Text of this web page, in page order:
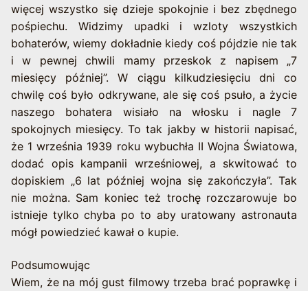
więcej wszystko się dzieje spokojnie i bez zbędnego
pośpiechu. Widzimy upadki i wzloty wszystkich
bohaterów, wiemy dokładnie kiedy coś pójdzie nie tak
i w pewnej chwili mamy przeskok z napisem „7
miesięcy później”. W ciągu kilkudziesięciu dni co
chwilę coś było odkrywane, ale się coś psuło, a życie
naszego bohatera wisiało na włosku i nagle 7
spokojnych miesięcy. To tak jakby w historii napisać,
że 1 września 1939 roku wybuchła II Wojna Światowa,
dodać opis kampanii wrześniowej, a skwitować to
dopiskiem „6 lat później wojna się zakończyła”. Tak
nie można. Sam koniec też trochę rozczarowuje bo
istnieje tylko chyba po to aby uratowany astronauta
mógł powiedzieć kawał o kupie.
Podsumowując
Wiem, że na mój gust filmowy trzeba brać poprawkę i